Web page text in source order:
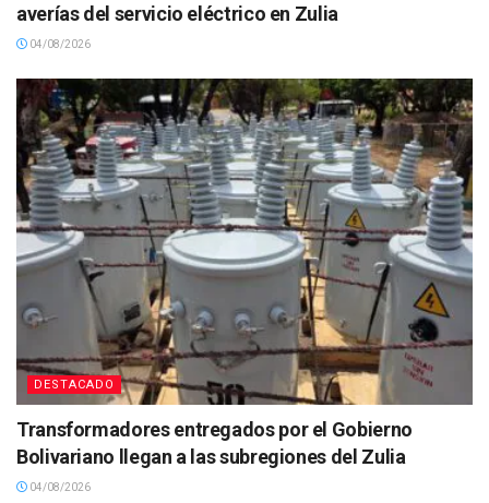
averías del servicio eléctrico en Zulia
04/08/2026
DESTACADO
Transformadores entregados por el Gobierno
Bolivariano llegan a las subregiones del Zulia
04/08/2026